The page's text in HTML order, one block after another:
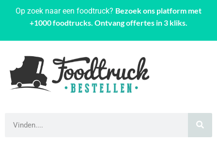
Op zoek naar een foodtruck? Bezoek ons platform met
+1000 foodtrucks. Ontvang offertes in 3 kliks.